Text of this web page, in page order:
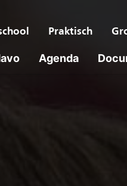
Praktisch
Agenda